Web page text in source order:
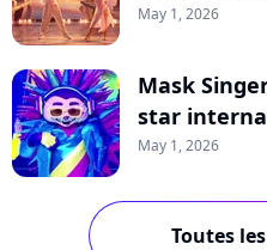
May 1, 2026
Mask
star
May 1, 2026
Toutes